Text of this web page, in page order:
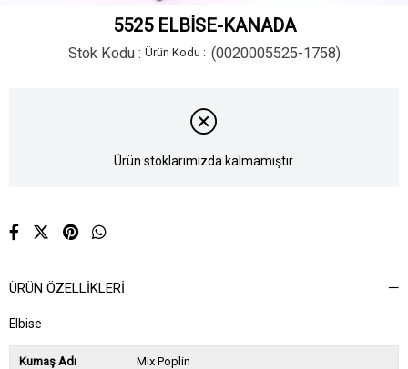
5525 ELBİSE-KANADA
Stok Kodu (0020005525-1758)
Ürün stoklarımızda kalmamıştır.
ÜRÜN ÖZELLIKLERI
Elbise
Kumaş Adı Mix Poplin